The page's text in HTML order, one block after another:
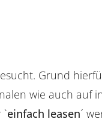
Grund
wie auch auf
`einfach leasen´